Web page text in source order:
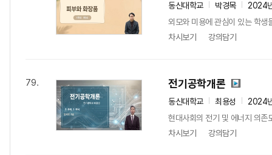
동신대학교 박경목
2024
외모와 미용에 관심이 있는 학생
차시보기
강의담기
79. 전기공학개론
동신대학교 최용성
2024
현대사회의 전기 및 에너지 의존
차시보기
강의담기